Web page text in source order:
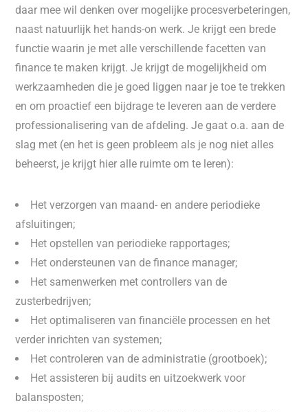
daar mee wil denken over mogelijke procesverbeteringen,
naast natuurlijk het hands-on werk. Je krijgt een brede
functie waarin je met alle verschillende facetten van
finance te maken krijgt. Je krijgt de mogelijkheid om
werkzaamheden die je goed liggen naar je toe te trekken
en om proactief een bijdrage te leveren aan de verdere
professionalisering van de afdeling. Je gaat o.a. aan de
slag met (en het is geen probleem als je nog niet alles
beheerst, je krijgt hier alle ruimte om te leren):
Het verzorgen van maand- en andere periodieke
afsluitingen;
Het opstellen van periodieke rapportages;
Het ondersteunen van de finance manager;
Het samenwerken met controllers van de
zusterbedrijven;
Het optimaliseren van financiële processen en het
verder inrichten van systemen;
Het controleren van de administratie (grootboek);
Het assisteren bij audits en uitzoekwerk voor
balansposten;